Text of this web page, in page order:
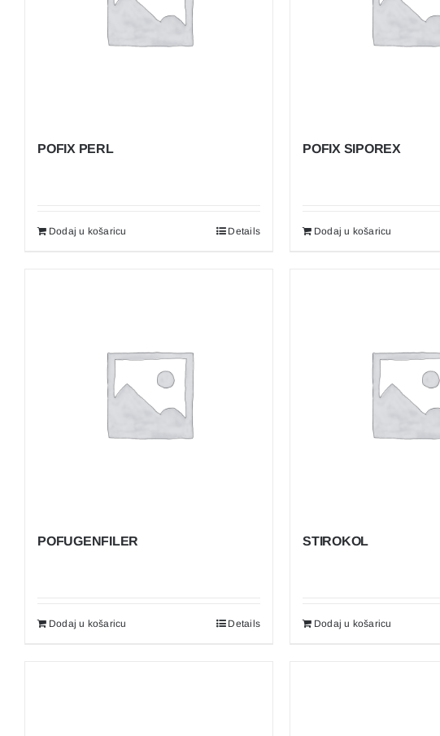
POFIX PERL
Dodaj u košaricu Details
POFIX SIPOREX
Dodaj u košaricu
POFUGENFILER
Dodaj u košaricu Details
STIROKOL
Dodaj u košaricu